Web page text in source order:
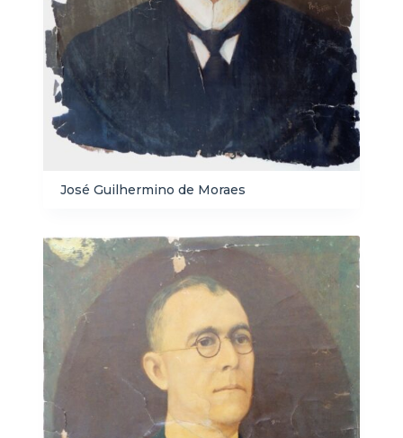
José Guilhermino de Moraes